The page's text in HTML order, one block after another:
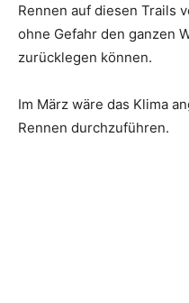
Rennen auf diesen Trails
ohne Gefahr den ganzen
zurücklegen können.
Im März wäre das Klima
Rennen durchzuführen.